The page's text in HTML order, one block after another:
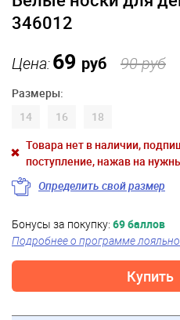
346012
Цена:69 руб 90 руб
Размеры:
14
16
18
Товара нет в наличии,
поступление, нажав на
Определить свой размер
Бонусы за покупку: 69 баллов
Подробнее о программе
Купить